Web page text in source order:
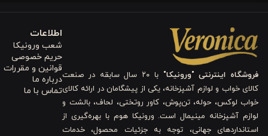
باشد و در تماس مستقیم با پوست، لطافت خود را منتقل کند.
متفاوت به روتختی می‌بخشد. رنگ کرمی و طرح گل این محصول با
۴. شستشو و مقاومت
و شکل اولیه پس از هر بار شستشو را تضمین می‌کند. دوخت ظریف و
فروشگاه اینترنتی "ورونیکا"
با ۲۰ سال سابقه در صنعت
کالای خواب و لوازم آشپزخانه، یکی از پیشگامان در ارائه کالای
خواب لوکس، حوله، تن‌پوش، کاور روتختی، لحاف، بالشت و
لوازم آشپزخانه مینیمال است. ورونیکا هوم با بهره‌گیری از
استانداردهای جهانی، توجه به جزئیات محصول، خدمات
اطلاعات
شعب ورونیکا
حریم خصوصی
قوانین و مقررات
درباره ما
تماس با ما